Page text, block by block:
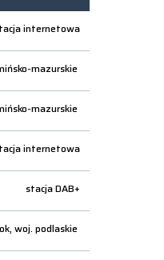
internetowa
mazurskie
mazurskie
internetowa
stacja DAB+
woj. podlaskie